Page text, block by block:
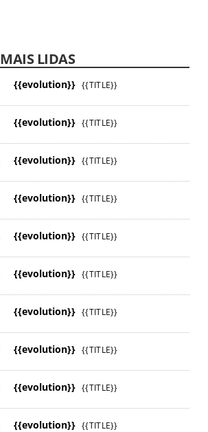
MAIS LIDAS
{{evolution}} {{TITLE}}
{{evolution}} {{TITLE}}
{{evolution}} {{TITLE}}
{{evolution}} {{TITLE}}
{{evolution}} {{TITLE}}
{{evolution}} {{TITLE}}
{{evolution}} {{TITLE}}
{{evolution}} {{TITLE}}
{{evolution}} {{TITLE}}
{{evolution}} {{TITLE}}